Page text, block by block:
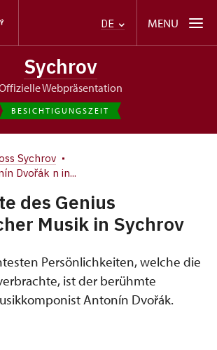
DE MENU
Sychrov
offizielle Webpräsentation
BESICHTIGUNGSZEIT
Sychrov
Dvořák n in...
des Genius
Musik in Sychrov
Persönlichkeiten, welche die
ist der berühmte
Antonín Dvořák.